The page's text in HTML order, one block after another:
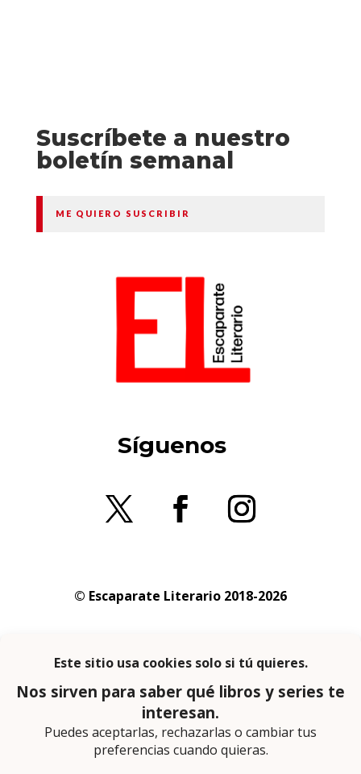
Suscríbete a nuestro
boletín semanal
ME QUIERO SUSCRIBIR
Síguenos
© Escaparate Literario 2018-2026
privacidad
En calidad de afiliado de Amazon obtengo
ingresos por las compras adscritas que